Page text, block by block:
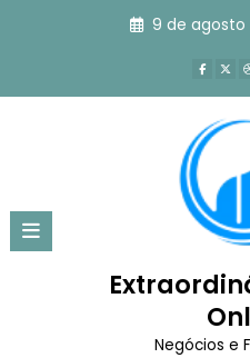
9 de agosto
Negócios e
Tag: